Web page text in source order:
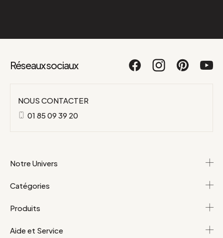
Réseaux sociaux
NOUS CONTACTER
01 85 09 39 20
Notre Univers
Catégories
Produits
Aide et Service